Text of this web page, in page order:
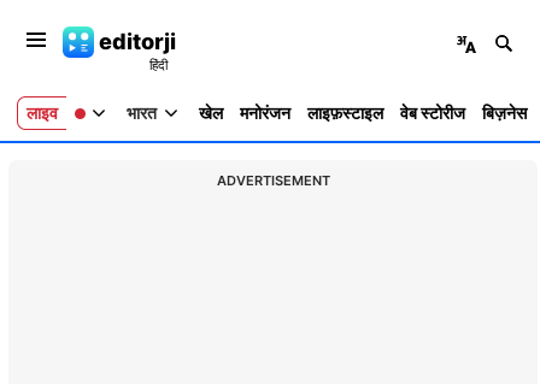
editorji
लाइव भारत खेल मनोरंजन लाइफ़स्टाइल वेब स्टोरीज बिज़नेस
ADVERTISEMENT